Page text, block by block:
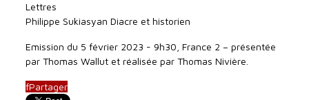
Lettres
Philippe Sukiasyan Diacre et historien
Emission du 5 février 2023 - 9h30, France 2 – présentée
par Thomas Wallut et réalisée par Thomas Nivière.
fPartager